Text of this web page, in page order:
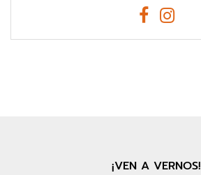
¡VEN A VERNOS!